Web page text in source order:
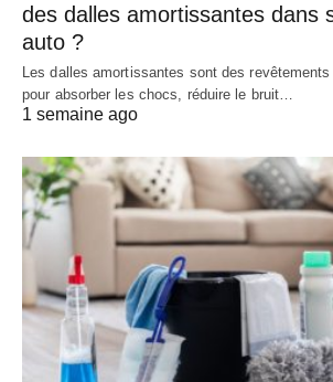
des dalles amortissantes dans
auto ?
Les dalles amortissantes sont des
pour absorber les chocs, réduire le bruit…
1 semaine ago